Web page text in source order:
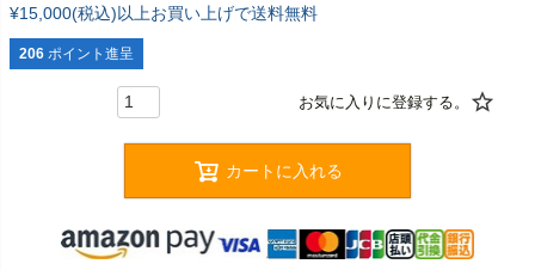
¥15,000(税込)以上お買い上げで送料無料
206 ポイント進呈
カートに入れる